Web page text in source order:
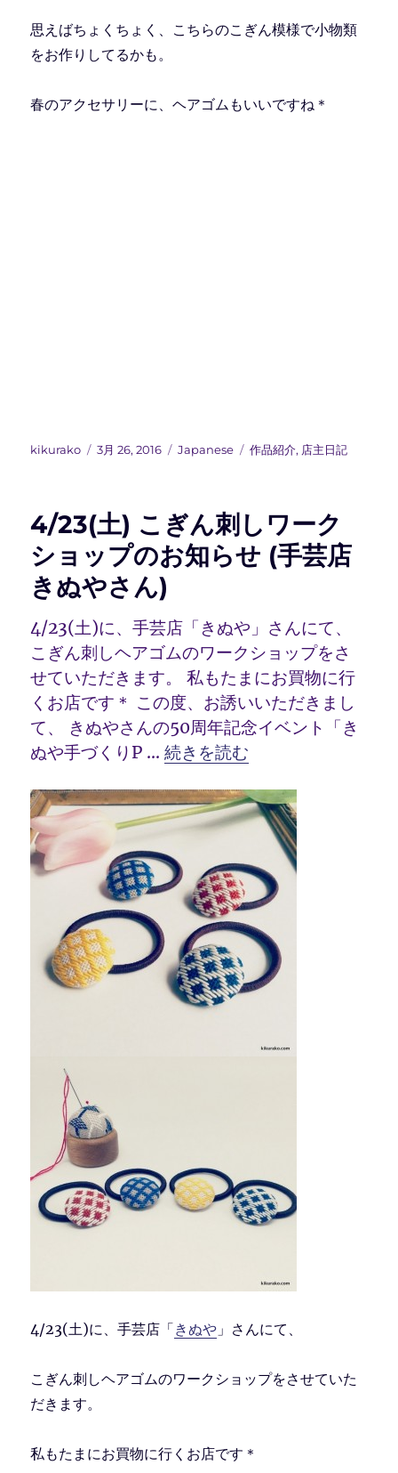
思えばちょくちょく、こちらのこぎん模様で小物類
をお作りしてるかも。
春のアクセサリーに、ヘアゴムもいいですね＊
投
kikurako
投
3月 26, 2016
カ
ー
Japanese
タ
作品紹介, 店主日記
4/23(土) こぎん刺しワーク
ショップのお知らせ (手芸店
きぬやさん)
4/23(土)に、手芸店「きぬや」さんにて、
こぎん刺しヘアゴムのワークショップをさ
せていただきます。 私もたまにお買物に行
くお店です＊ この度、お誘いいただきまし
て、 きぬやさんの50周年記念イベント「き
ぬや手づくりP …“4/23(土) こぎん刺しワーク
続きを読む
4/23(土)に、手芸店「きぬや 」さんにて、
こぎん刺しヘアゴムのワークショップをさせていた
だきます。
私もたまにお買物に行くお店です＊